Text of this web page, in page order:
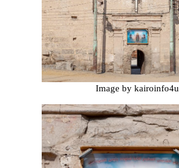
Image by kairoinfo4u